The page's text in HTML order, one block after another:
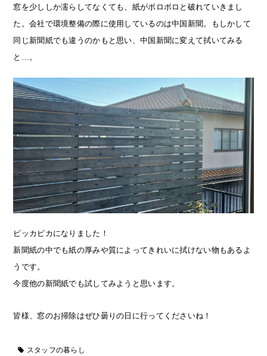
窓を少ししか濡らしてなくても、紙がボロボロと破れていきまし
た。会社で環境整備の際に使用しているのは中国新聞。もしかして
同じ新聞紙でも違うのかもと思い、中国新聞に変えて拭いてみる
と…。
ピッカピカになりました！
新聞紙の中でも紙の厚みや質によってきれいに拭けない物もあるよ
うです。
今度他の新聞紙でも試してみようと思います。
皆様、窓のお掃除はぜひ曇りの日に行ってくださいね！
スタッフの暮らし